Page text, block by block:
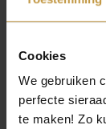
Cookies
We gebruiken
perfecte
te maken! Zo
gebruikt
edelstaal en
in